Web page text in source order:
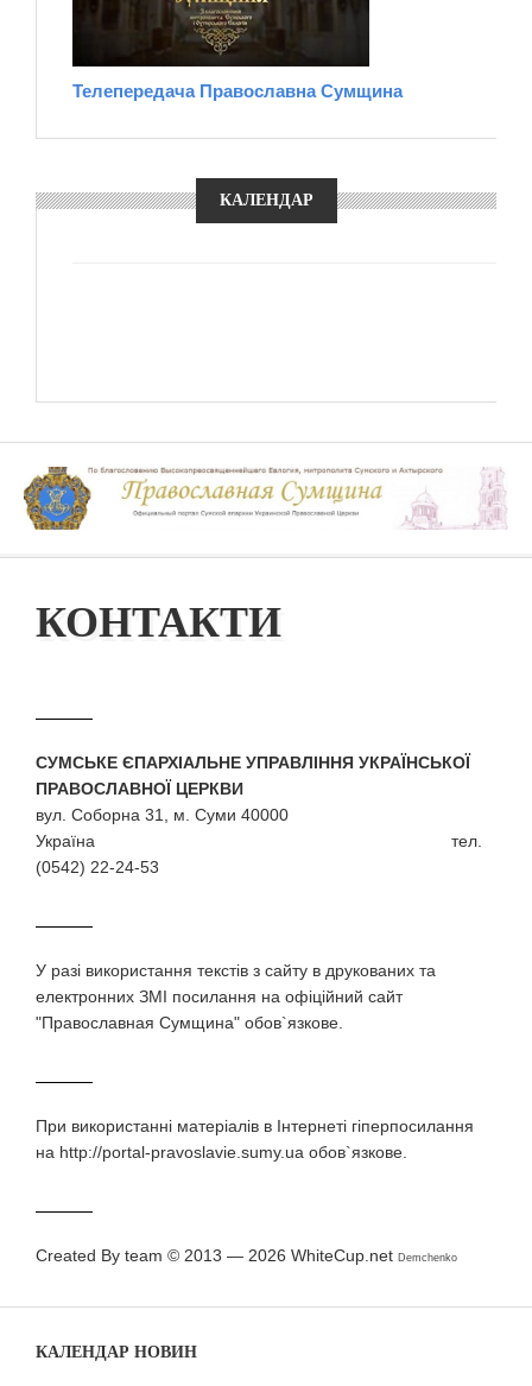
Телепередача Православна Сумщина
КАЛЕНДАР
КОНТАКТИ
СУМСЬКЕ ЄПАРХІАЛЬНЕ УПРАВЛІННЯ УКРАЇНСЬКОЇ
ПРАВОСЛАВНОЇ ЦЕРКВИ
вул. Соборна 31, м. Суми 40000
Україна тел.
(0542) 22-24-53
У разi використання текстiв з сайту в друкованих та
електронних ЗМI посилання на офіційний сайт
"Православная Сумщина" обов`язкове.
При використаннi матерiалiв в Iнтернетi гiперпосилання
на http://portal-pravoslavie.sumy.ua обов`язкове.
Created By team © 2013 — 2026 WhiteCup.net Demchenko
КАЛЕНДАР НОВИН